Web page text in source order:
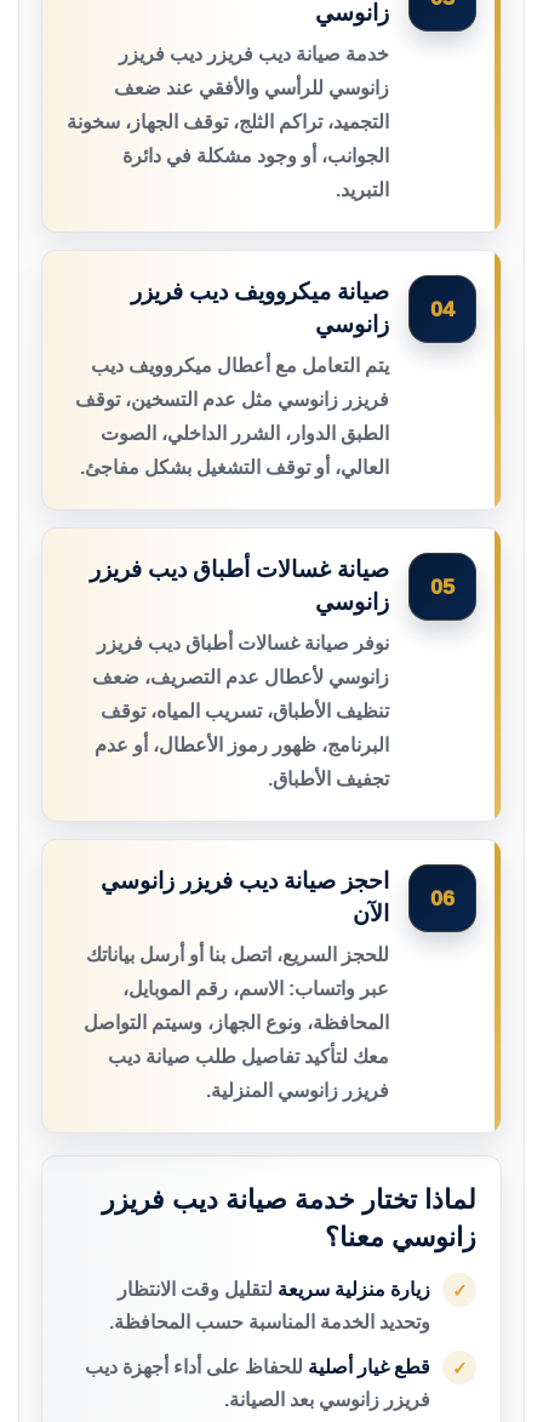
زانوسي
خدمة صيانة ديب فريزر ديب فريزر
زانوسي للرأسي والأفقي عند ضعف
التجميد، تراكم الثلج، توقف الجهاز، سخونة
الجوانب، أو وجود مشكلة في دائرة
التبريد.
04
صيانة ميكروويف ديب فريزر
زانوسي
يتم التعامل مع أعطال ميكروويف ديب
فريزر زانوسي مثل عدم التسخين، توقف
الطبق الدوار، الشرر الداخلي، الصوت
العالي، أو توقف التشغيل بشكل مفاجئ.
05
صيانة غسالات أطباق ديب فريزر
زانوسي
نوفر صيانة غسالات أطباق ديب فريزر
زانوسي لأعطال عدم التصريف، ضعف
تنظيف الأطباق، تسريب المياه، توقف
البرنامج، ظهور رموز الأعطال، أو عدم
تجفيف الأطباق.
06
احجز صيانة ديب فريزر زانوسي
الآن
للحجز السريع، اتصل بنا أو أرسل بياناتك
عبر واتساب: الاسم، رقم الموبايل،
المحافظة، ونوع الجهاز، وسيتم التواصل
معك لتأكيد تفاصيل طلب صيانة ديب
فريزر زانوسي المنزلية.
لماذا تختار خدمة صيانة ديب فريزر
زانوسي معنا؟
✓ زيارة منزلية سريعة لتقليل وقت الانتظار
وتحديد الخدمة المناسبة حسب المحافظة.
✓ قطع غيار أصلية للحفاظ على أداء أجهزة ديب
فريزر زانوسي بعد الصيانة.